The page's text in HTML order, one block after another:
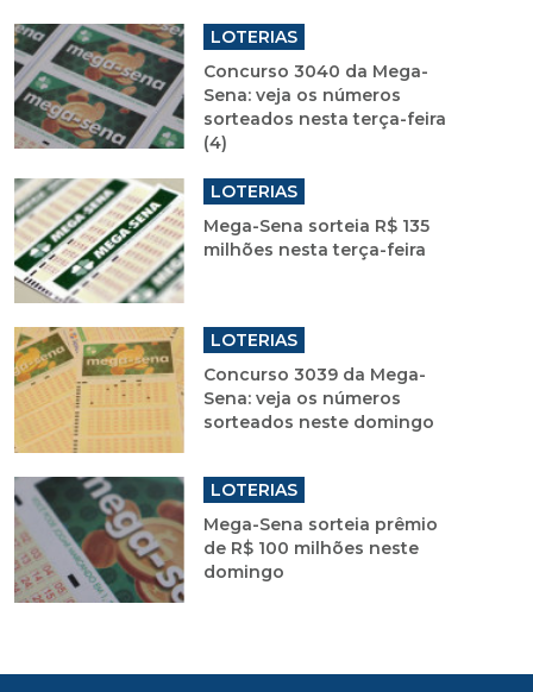
LOTERIAS
Concurso 3040 da Mega-
Sena: veja os números
sorteados nesta terça-feira
(4)
LOTERIAS
Mega-Sena sorteia R$ 135
milhões nesta terça-feira
LOTERIAS
Concurso 3039 da Mega-
Sena: veja os números
sorteados neste domingo
LOTERIAS
Mega-Sena sorteia prêmio
de R$ 100 milhões neste
domingo